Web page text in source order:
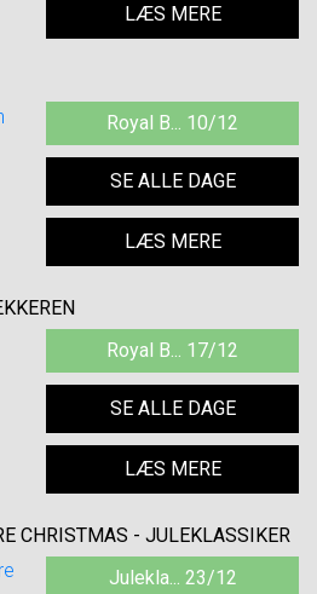
LÆS MERE
Royal B... 10/12
SE ALLE DAGE
LÆS MERE
Royal B... 17/12
SE ALLE DAGE
LÆS MERE
CHRISTMAS - JULEKLASSIKER
Julekla... 23/12